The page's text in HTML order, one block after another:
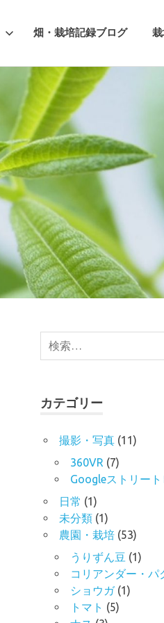
畑・栽培記録ブログ
検
カテゴリー
撮影・写真 (11)
360VR (7)
Googleストリー
日常 (1)
未分類 (1)
農園・栽培 (53)
うりずん豆 (1)
コリアンダー・パ
ショウガ(1)
トマト (5)